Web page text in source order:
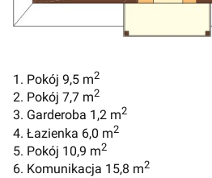
1. Pokój 9,5 m2
2. Pokój 7,7 m2
3. Garderoba 1,2 m2
4. Łazienka 6,0 m2
5. Pokój 10,9 m2
6. Komunikacja 15,8 m2